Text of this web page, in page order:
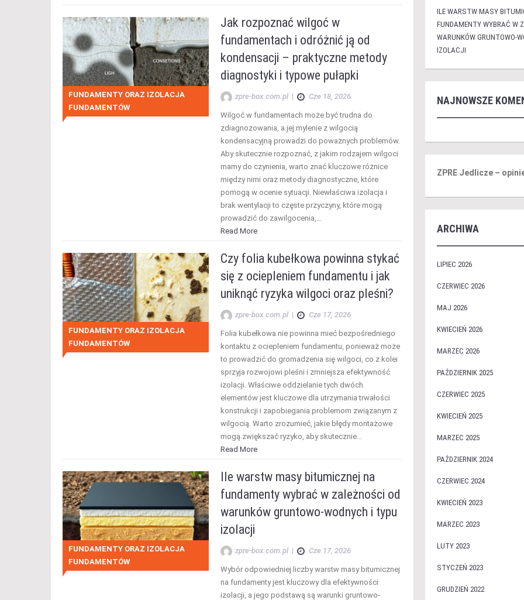
FUNDAMENTY ORAZ IZOLACJA
FUNDAMENTÓW
Jak rozpoznać wilgoć w
fundamentach i odróżnić ją od
kondensacji – praktyczne metody
diagnostyki i typowe pułapki
zpre-box.com.pl | Cze 18, 2026
Wilgoć w fundamentach może być trudna do
zdiagnozowania, a jej mylenie z wilgocią
kondensacyjną prowadzi do poważnych problemów.
Aby skutecznie rozpoznać, z jakim rodzajem wilgoci
mamy do czynienia, warto znać kluczowe różnice
między nimi oraz metody diagnostyczne, które
pomogą w ocenie sytuacji. Niewłaściwa izolacja i
brak wentylacji to częste przyczyny, które mogą
prowadzić do zawilgocenia,…
Read More
FUNDAMENTY ORAZ IZOLACJA
FUNDAMENTÓW
Czy folia kubełkowa powinna stykać
się z ociepleniem fundamentu i jak
uniknąć ryzyka wilgoci oraz pleśni?
zpre-box.com.pl | Cze 17, 2026
Folia kubełkowa nie powinna mieć bezpośredniego
kontaktu z ociepleniem fundamentu, ponieważ może
to prowadzić do gromadzenia się wilgoci, co z kolei
sprzyja rozwojowi pleśni i zmniejsza efektywność
izolacji. Właściwe oddzielanie tych dwóch
elementów jest kluczowe dla utrzymania trwałości
konstrukcji i zapobiegania problemom związanym z
wilgocią. Warto zrozumieć, jakie błędy montażowe
mogą zwiększać ryzyko, aby skutecznie…
Read More
FUNDAMENTY ORAZ IZOLACJA
FUNDAMENTÓW
Ile warstw masy bitumicznej na
fundamenty wybrać w zależności od
warunków gruntowo-wodnych i typu
izolacji
zpre-box.com.pl | Cze 17, 2026
Wybór odpowiedniej liczby warstw masy bitumicznej
na fundamenty jest kluczowy dla efektywności
izolacji, a jego podstawą są warunki gruntowo-
ILE WARSTW MASY
FUNDAMENTY WYBRAĆ W
WARUNKÓW GRUNTOWO-
IZOLACJI
NAJNOWSZE
ZPRE Jedlicze –
ARCHIWA
LIPIEC 2026
CZERWIEC 2026
MAJ 2026
KWIECIEŃ 2026
MARZEC 2026
PAŹDZIERNIK 2025
CZERWIEC 2025
KWIECIEŃ 2025
MARZEC 2025
PAŹDZIERNIK 2024
CZERWIEC 2024
KWIECIEŃ 2023
MARZEC 2023
LUTY 2023
STYCZEŃ 2023
GRUDZIEŃ 2022